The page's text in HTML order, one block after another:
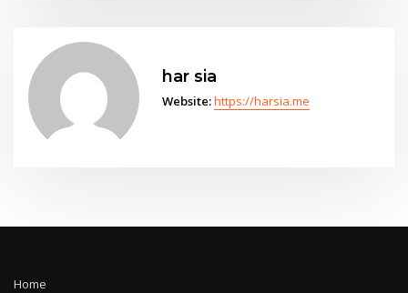
har sia
Website:https://harsia.me
Home